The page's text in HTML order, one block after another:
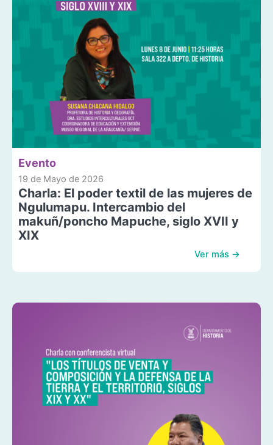
Evento
19 de Mayo de 2026
Charla: El poder textil de las mujeres de
Ngulumapu. Intercambio del
makuñ/poncho Mapuche, siglo XVII y
XIX
Ver más →